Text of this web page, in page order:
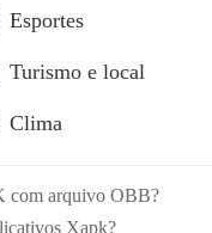
Esportes
Turismo e local
Clima
com arquivo OBB?
Xapk?